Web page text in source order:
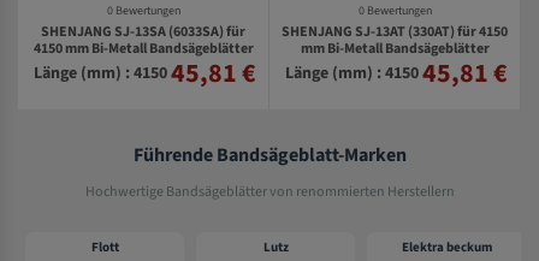
0 Bewertungen
SHENJANG SJ-13SA (6033SA) für
4150 mm Bi-Metall Bandsägeblätter
Länge (mm) : 415045,81 €
0 Bewertungen
SHENJANG SJ-13AT (330AT) für 4150
mm Bi-Metall Bandsägeblätter
Länge (mm) : 415045,81 €
Führende Bandsägeblatt-Marken
Hochwertige Bandsägeblätter von renommierten Herstellern
Flott Lutz Elektra beckum